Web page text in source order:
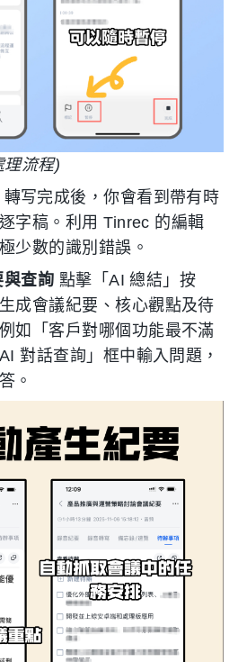
理流程)
轉写完成後，你會看到帶有時
字稿。利用 Tinrec 的編輯
少數的識別錯誤。
查詢 點擊「AI 總結」按
成會議紀要、核心觀點及待
如「客戶對哪個功能最不滿
對話查詢」框中輸入問題，
。